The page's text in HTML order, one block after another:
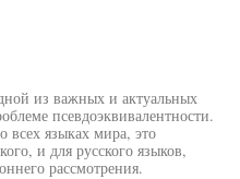
из важных и актуальных
псевдоэквивалентности.
всех языках мира, это
и для русского языков,
рассмотрения.